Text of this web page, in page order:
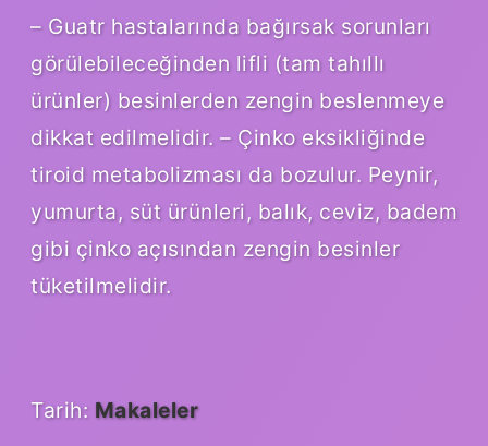
– Guatr hastalarında bağırsak sorunları
görülebileceğinden lifli (tam tahıllı
ürünler) besinlerden zengin beslenmeye
dikkat edilmelidir. – Çinko eksikliğinde
tiroid metabolizması da bozulur. Peynir,
yumurta, süt ürünleri, balık, ceviz, badem
gibi çinko açısından zengin besinler
tüketilmelidir.
Tarih: Makaleler